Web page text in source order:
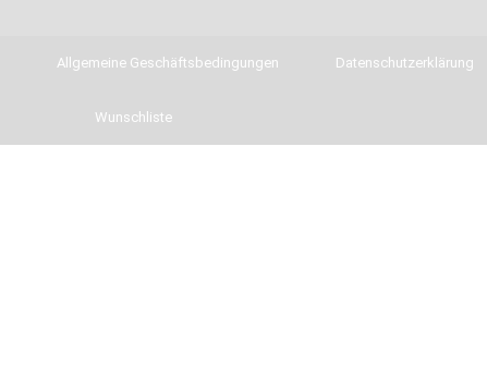
Allgemeine Geschäftsbedingungen Datenschutzerklärung
Wunschliste